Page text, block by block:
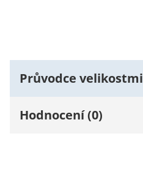
Průvodce velikostmi
Hodnocení (0)